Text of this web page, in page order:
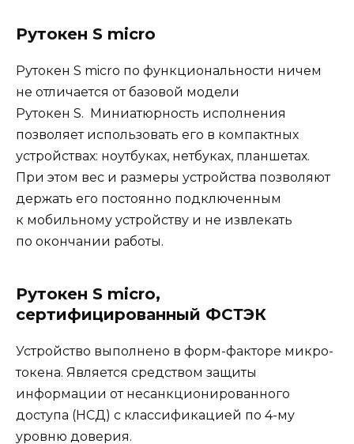
Рутокен S micro
Рутокен S micro по функциональности ничем
не отличается от базовой модели
Рутокен S. Миниатюрность исполнения
позволяет использовать его в компактных
устройствах: ноутбуках, нетбуках, планшетах.
При этом вес и размеры устройства позволяют
держать его постоянно подключенным
к мобильному устройству и не извлекать
по окончании работы.
Рутокен S micro,
сертифицированный ФСТЭК
Устройство выполнено в форм-факторе микро-
токена. Является средством защиты
информации от несанкционированного
доступа (НСД) с классификацией по 4-му
уровню доверия.